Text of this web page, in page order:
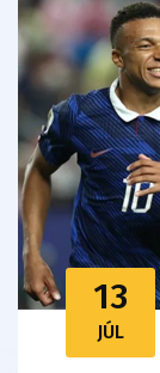
13
JÚL